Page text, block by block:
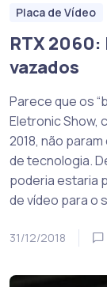
Placa de Vídeo
RTX
vazados
Parece que os
Eletronic Show,
2018, não
de tecnologia.
poderia estaria
de vídeo para o
31/12/2018